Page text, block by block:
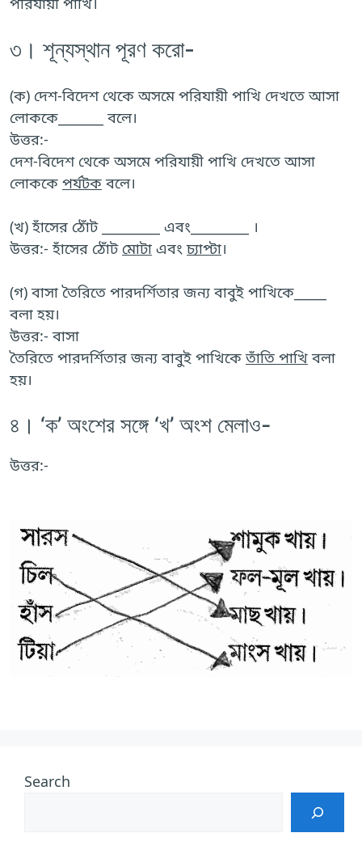
৩। শূন্যস্থান পূরণ করো-
(ক) দেশ-বিদেশ থেকে অসমে পরিযায়ী পাখি দেখতে আসা
লোককে_______ বলে।
উত্তর:-
দেশ-বিদেশ থেকে অসমে পরিযায়ী পাখি দেখতে আসা
লোককে পর্যটকবলে।
(খ) হাঁসের ঠোঁট _________ এবং_________ ।
উত্তর:- হাঁসের ঠোঁট মোটা এবংচ্যাপ্টা।
(গ) বাসা তৈরিতে পারদর্শিতার জন্য বাবুই পাখিকে_____
বলা হয়।
উত্তর:- বাসা
তৈরিতে পারদর্শিতার জন্য বাবুই পাখিকেতাঁতি পাখিবলা
হয়।
৪। ‘ক’ অংশের সঙ্গে ‘খ’ অংশ মেলাও-
উত্তর:-
Search